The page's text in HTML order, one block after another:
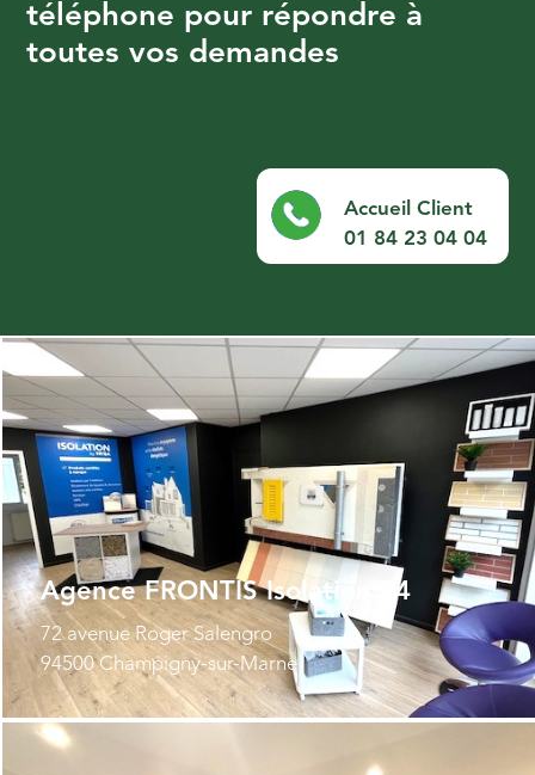
téléphone pour répondre à
toutes vos demandes
Accueil Client
01 84 23 04 04
Agence FRONTIS Isolation 94
72 avenue Roger Salengro
94500 Champigny-sur-Marne